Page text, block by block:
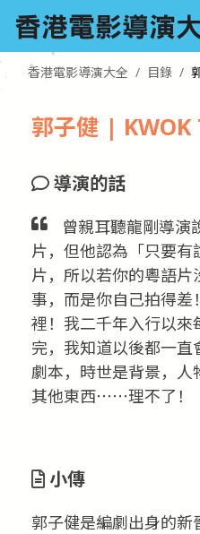
香港電影導演大全 目錄
郭子健 |
導演的話
曾親耳聽龍剛導演
片，但他認為「只要
片，所以若你的粵語
事，而是你自己拍得
裡！我二千年入行以
完，我知道以後都一
劇本，時世是背景，人
其他東西⋯⋯理不了！
小傳
郭子健是編劇出身的新